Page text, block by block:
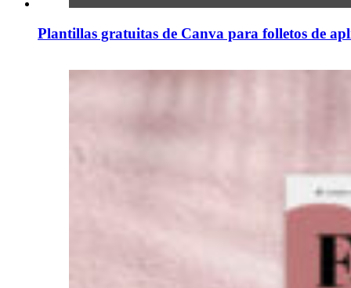
Plantillas gratuitas de Canva para folletos de